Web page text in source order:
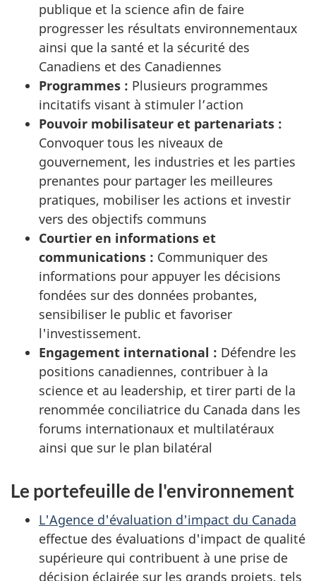
publique et la science afin de faire
progresser les résultats environnementaux
ainsi que la santé et la sécurité des
Canadiens et des Canadiennes
Programmes : Plusieurs programmes
incitatifs visant à stimuler l’action
Pouvoir mobilisateur et partenariats :
Convoquer tous les niveaux de
gouvernement, les industries et les parties
prenantes pour partager les meilleures
pratiques, mobiliser les actions et investir
vers des objectifs communs
Courtier en informations et
communications : Communiquer des
informations pour appuyer les décisions
fondées sur des données probantes,
sensibiliser le public et favoriser
l'investissement.
Engagement international : Défendre les
positions canadiennes, contribuer à la
science et au leadership, et tirer parti de la
renommée conciliatrice du Canada dans les
forums internationaux et multilatéraux
ainsi que sur le plan bilatéral
Le portefeuille de l'environnement
L'Agence d'évaluation d'impact du Canada
effectue des évaluations d'impact de qualité
supérieure qui contribuent à une prise de
décision éclairée sur les grands projets, tels